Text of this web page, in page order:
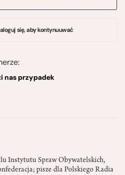
Instytutu Spraw Obywatelskich,
pisze dla Polskiego Radia
się, aby kontynuuwać
nas przypadek